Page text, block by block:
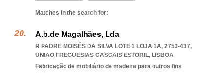
Matches in the search for:
A.b.de Magalhães, Lda
R PADRE MOISÉS DA SILVA LOTE 1 LOJA 1A, 2750-437,
UNIAO FREGUESIAS CASCAIS ESTORIL, LISBOA
Fabricação de mobiliário de madeira para outros fins